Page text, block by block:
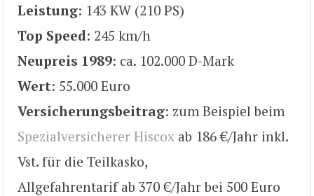
Leistung: 143 KW (210 PS)
Top Speed: 245 km/h
Neupreis 1989: ca. 102.000 D-Mark
Wert: 55.000 Euro
Versicherungsbeitrag: zum Beispiel beim
Spezialversicherer Hiscox ab 186 €/Jahr inkl.
Vst. für die Teilkasko,
Allgefahrentarif ab 370 €/Jahr bei 500 Euro